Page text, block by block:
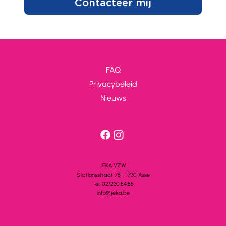
Contacteer mij
JEKA VZW
Stationsstraat 75 - 1730 Asse
Tel: 02/230.84.55
info@jeka.be
FAQ
Privacybeleid
Nieuws